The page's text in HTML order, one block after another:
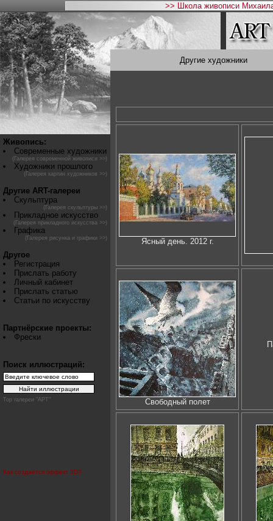
>> Школа живописи
Живопись:
Современные художники
(Галерея современной живописи >>)
Художники прошлого
(Галерея картин художников >>)
Другие ART-галереи
Скульптура
(Галерея скульптуры >>)
Прикладное искусство
(Галерея прикладного искусства >>)
Графика
(Галерея рисунка и графики >>)
Другое
Регистрация
Прислать работу
Личный кабинет
Прислать статью
Статьи по искусству
Партнёрские проекты:
Фрески
Поиск иллюстраций:
Top галереи "АРТ"
Как создаётся эффект 3D?
Другие художники
Ясный день. 2012 г.
Свободный полет